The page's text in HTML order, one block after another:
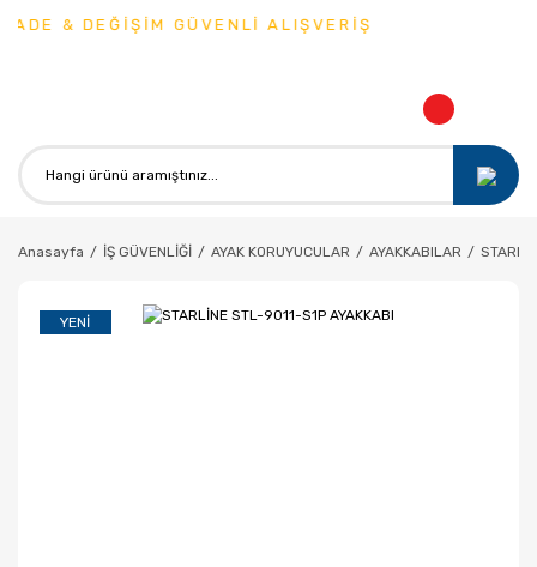
& DEĞİŞİM GÜVENLİ ALIŞVERİŞ
Anasayfa İŞ GÜVENLİĞİ AYAK KORUYUCULAR AYAKKABILAR
YENI